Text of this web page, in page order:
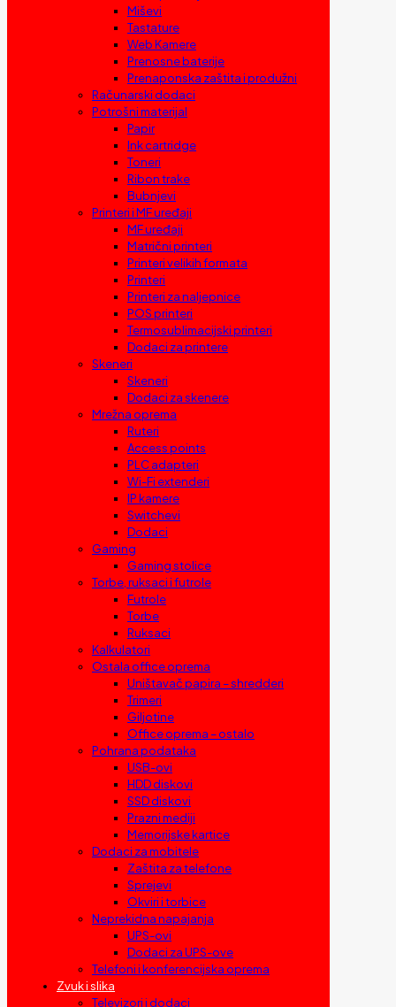
Miševi
Tastature
Web Kamere
Prenosne baterije
Prenaponska zaštita i produžni
Računarski dodaci
Potrošni materijal
Papir
Ink cartridge
Toneri
Ribon trake
Bubnjevi
Printeri i MF uređaji
MF uređaji
Matrični printeri
Printeri velikih formata
Printeri
Printeri za naljepnice
POS printeri
Termosublimacijski printeri
Dodaci za printere
Skeneri
Skeneri
Dodaci za skenere
Mrežna oprema
Ruteri
Access points
PLC adapteri
Wi-Fi extenderi
IP kamere
Switchevi
Dodaci
Gaming
Gaming stolice
Torbe, ruksaci i futrole
Futrole
Torbe
Ruksaci
Kalkulatori
Ostala office oprema
Uništavač papira – shredderi
Trimeri
Giljotine
Office oprema – ostalo
Pohrana podataka
USB-ovi
HDD diskovi
SSD diskovi
Prazni mediji
Memorijske kartice
Dodaci za mobitele
Zaštita za telefone
Sprejevi
Okviri i torbice
Neprekidna napajanja
UPS-ovi
Dodaci za UPS-ove
Telefoni i konferencijska oprema
Zvuk i slika
Televizori i dodaci